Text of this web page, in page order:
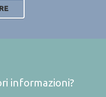
informazioni?